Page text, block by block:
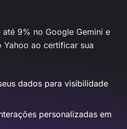
até 9% no Google Gemini e
Yahoo ao certificar sua
dados para visibilidade
personalizadas em